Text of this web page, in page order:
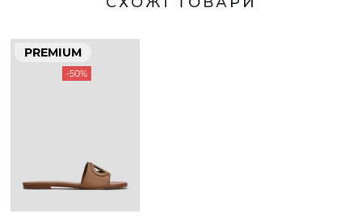
PREMIUM
-50%